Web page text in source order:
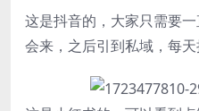
这是抖音的，大家只需要
会来，之后引到私域，每